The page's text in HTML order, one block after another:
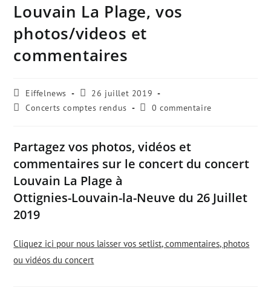
Louvain La Plage, vos
photos/videos et
commentaires
Auteur/autrice
de
Eiffelnews
Publication
publiée
:
26 juillet 2019
PostConcerts comptes rendus
Commentaires
publication
:
0 commentaire
Partagez vos photos, vidéos et
commentaires sur le concert du concert
Louvain La Plage à
Ottignies-Louvain-la-Neuve du 26 Juillet
2019
Cliquez ici pour nous laisser vos setlist, commentaires, photos
ou vidéos du concert